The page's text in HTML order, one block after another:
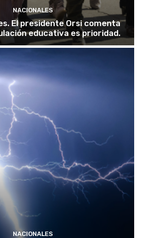
NACIONALES
El presidente Orsi comenta
educativa es prioridad.
NACIONALES